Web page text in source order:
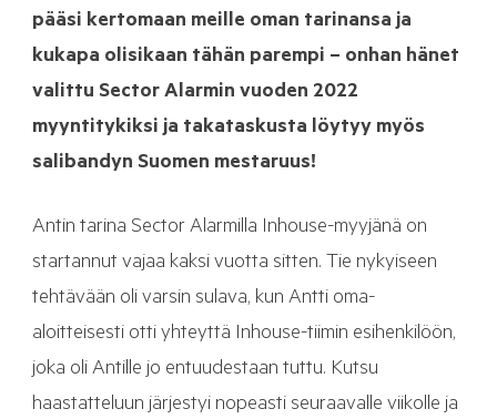
pääsi kertomaan meille oman tarinansa ja
kukapa olisikaan tähän parempi – onhan hänet
valittu Sector Alarmin vuoden 2022
myyntitykiksi ja takataskusta löytyy myös
salibandyn Suomen mestaruus!
Antin tarina Sector Alarmilla Inhouse-myyjänä on
startannut vajaa kaksi vuotta sitten. Tie nykyiseen
tehtävään oli varsin sulava, kun Antti oma-
aloitteisesti otti yhteyttä Inhouse-tiimin esihenkilöön,
joka oli Antille jo entuudestaan tuttu. Kutsu
haastatteluun järjestyi nopeasti seuraavalle viikolle ja